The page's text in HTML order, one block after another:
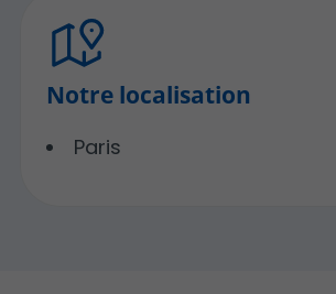
Notre localisation
Paris